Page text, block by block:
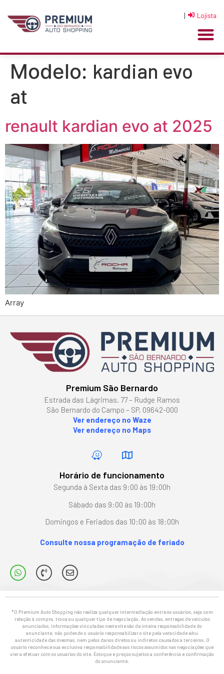
| Lojista
Modelo: kardian evo
at
renault kardian evo at 2025
Array
Premium São Bernardo
Estrada das Lágrimas, 77 – Rudge Ramos
São Bernardo do Campo – SP, 09642-000
Ver endereço no Waze
Ver endereço no Maps
Horário de funcionamento
Segunda à Sexta das 9:00 às 19:00h
Sábado das 9:00 às 19:00h
Domingos e Feriados das 10:00 às 18:00h
Consulte nossa programação de feriado
*O Premium Auto Shopping não realiza qualquer intermediação entre os usuários, seja com
relação à compra, troca ou qualquer tipo de negociação. As vendas, entregas de veículos
anunciados, informações vinculadas neste site são de inteira responsabilidade do
anunciante, não podendo o usuário responsabilizar o site pela veracidade e/ou
autenticidade das mesmas, nem pelos danos diretos ou indiretos causados a terceiros. O
usuário reconhece sua exclusiva responsabilidade aos riscos assumidos nas negociações que
vier a efetuar com os usuários do site. Estoque e preços sujeitos a conferência e confirmação
do anunciante.